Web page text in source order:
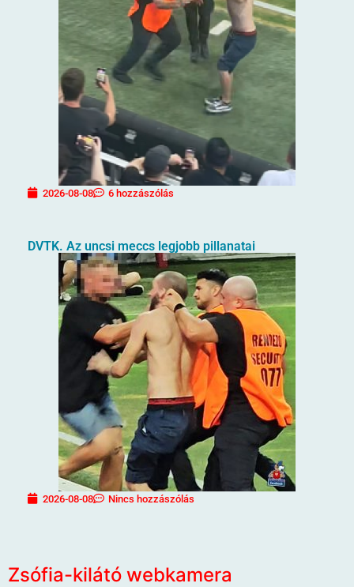
2026-08-08 6 hozzászólás
DVTK. Az uncsi meccs legjobb pillanatai
2026-08-08 Nincs hozzászólás
Zsófia-kilátó webkamera